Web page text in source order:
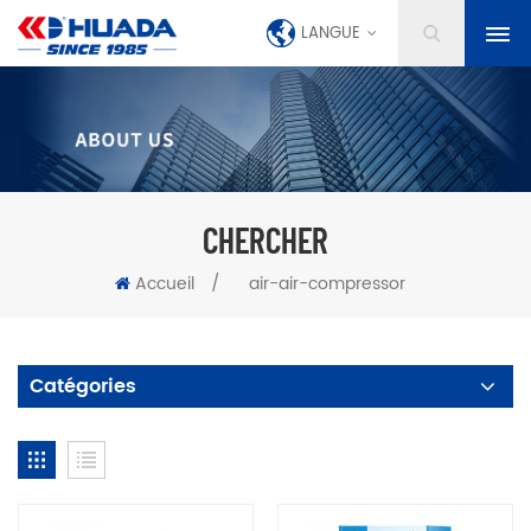
LANGUE
CHERCHER
Accueil / air-air-compressor
Catégories